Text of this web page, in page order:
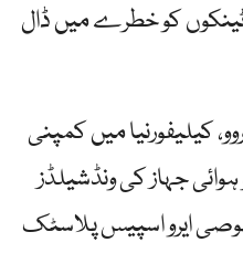
کو خطرے میں ڈال
کیلیفورنیا میں کمپنی
جہاز کی ونڈشیلڈز
ایرو اسپیس پلاسٹک